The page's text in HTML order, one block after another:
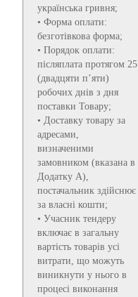
українська гривня;
• Форма оплати:
безготівкова форма;
• Порядок оплати:
післяплата протягом 25
(двадцяти п’яти)
робочих днів з дня
поставки Товару;
• Доставку товару за
адресами,
визначеними
замовником (вказана в
Додатку А),
постачальник здійснює
за власні кошти;
• Учасник тендеру
включає в загальну
вартість товарів усі
витрати, що можуть
виникнути у нього в
процесі виконання